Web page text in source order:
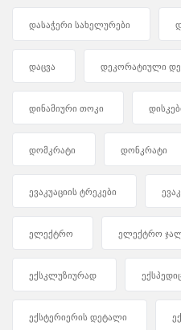
დასაჭერი სახელურები
დაცვა დეკორატიული
დინამიური თოკი
დომკრატი დონკრატი
ევაკუაციის ტრეკები
ელექტრო ელექტრო
ექსკლუზიურად
ექსტერიერის დეტალი